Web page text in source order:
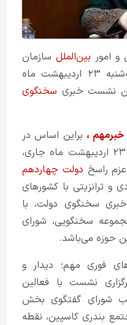
امور بین‌الملل سازمان
منطقه آزاد انزلی در تاریخ سه‌شنبه ۲۳ اردیبهشت ماه
سخنگوی
خبرمهم ، براین اساس در
روزهای دوشنبه، سه‌شنبه ۲۲ و ۲۳ اردیبهشت ماه جاری،
راسخ دولت چهاردهم
و ترانزیتی با کشورهای
سخنگوی دولت، با
سخنگویی، شورای
حوزه‌ می‌باشد.
فوری مهم؛ دیدار و
نشست با فعالین
شورای گفتگوی بخش‌
بندری کاسپین، نقطه